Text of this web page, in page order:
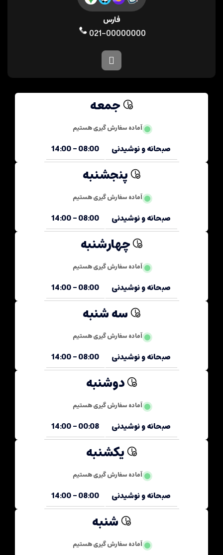
فارس
021-00000000
جمعه
آماده سفارش گیری هستیم
صبحانه و نوشیدنی 08:00 - 14:00
پنجشنبه
آماده سفارش گیری هستیم
صبحانه و نوشیدنی 08:00 - 14:00
چهارشنبه
آماده سفارش گیری هستیم
صبحانه و نوشیدنی 08:00 - 14:00
سه شنبه
آماده سفارش گیری هستیم
صبحانه و نوشیدنی 08:00 - 14:00
دوشنبه
آماده سفارش گیری هستیم
صبحانه و نوشیدنی 00:08 - 14:00
یکشنبه
آماده سفارش گیری هستیم
صبحانه و نوشیدنی 08:00 - 14:00
شنبه
آماده سفارش گیری هستیم